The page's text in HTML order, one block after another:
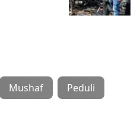
Mushaf Peduli